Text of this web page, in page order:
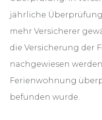
jährliche
mehr Versicherer
die Versicherung der
nachgewiesen
Ferienwohnung
befunden wurde.